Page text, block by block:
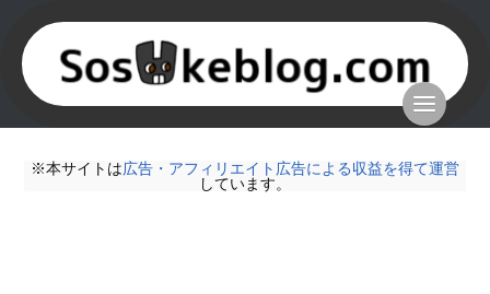
※本サイトは広告・アフィリエイト広告による収益を得て運営
しています。